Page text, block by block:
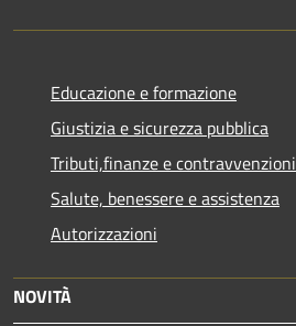
Educazione e formazione
Giustizia e sicurezza pubblica
Tributi,finanze e contravvenzioni
Salute, benessere e assistenza
Autorizzazioni
NOVITÀ